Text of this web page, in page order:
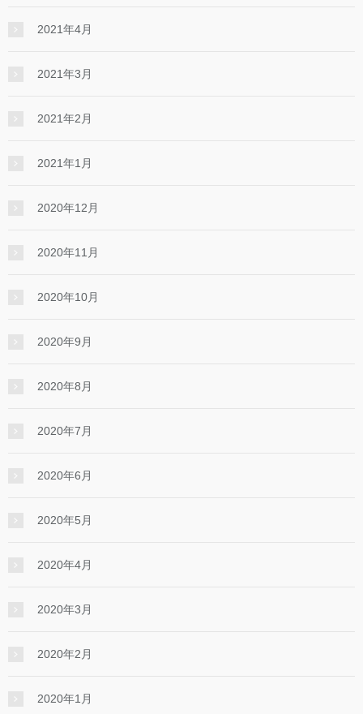
2021年4月
2021年3月
2021年2月
2021年1月
2020年12月
2020年11月
2020年10月
2020年9月
2020年8月
2020年7月
2020年6月
2020年5月
2020年4月
2020年3月
2020年2月
2020年1月